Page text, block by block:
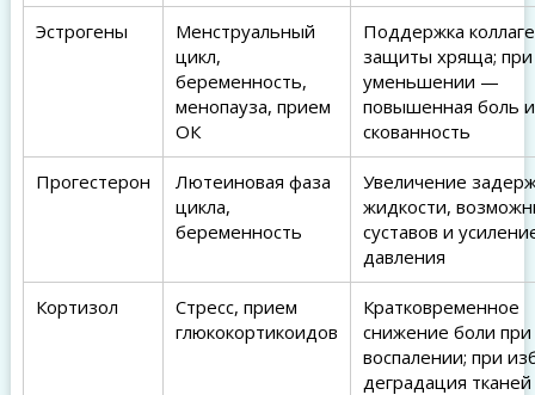
Эстрогены
Менструальный
цикл,
беременность,
менопауза, прием
ОК
Поддержка
защиты хряща; при
уменьшении —
повышенная боль и
скованность
Прогестерон
Лютеиновая фаза
цикла,
беременность
Увеличение
жидкости,
суставов и
давления
Кортизол
Стресс, прием
глюкокортикоидов
Кратковременное
снижение боли при
воспалении; при
деградация тканей